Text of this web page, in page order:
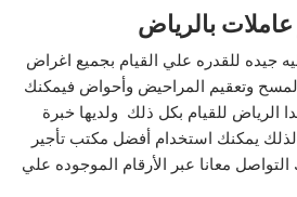
عاملات بالرياض
جيده للقدره علي القيام بجميع اغراض
وتعقيم المراحيض وأحواض فيمكنك
الرياض للقيام بكل ذلك ولديها خبرة
لذلك يمكنك استخدام أفضل مكتب تأجير
معانا عبر الأرقام الموجوده علي